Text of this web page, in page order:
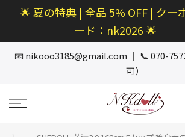
へ
ス
🌟 夏の特典 | 全品 5% OFF | クー
ード：nk2026 🌟
📧 nikooo3185@gmail.com ｜ 📞 070-
可）